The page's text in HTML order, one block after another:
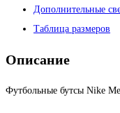
Дополнительные
Таблица размеров
Описание
Футбольные бутсы Nike